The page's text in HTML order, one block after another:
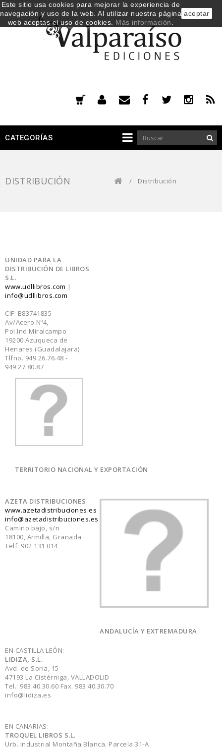
CATEGORÍAS
DISTRIBUCIÓN / Distribución
UNIDAD PARA LA
DISTRIBUCIÓN DE LIBROS
S.L.
www.udllibros.com |
info@udllibros.com
CIF: B83741835
Av/Acero Nº4,
Pol.Ind.Miralcampo
19200 Azuqueca de
Henares (Guadalajara)
Tlfno. 949.26.76.48 -
949.27.80.87
TERRITORIO NACIONAL Y EXPORTACIÓN
AZETA DISTRIBUCIONES
www.azetadistribuciones.es
info@azetadistribuciones.es
Camino bajo, s/n
18100, Armilla, Granada
Telf. 902 131 014
ANDALUCÍA Y EXTREMADURA
EN CASTILLA LEÓN:
LIDIZA, S.L.
Avd. de Soria, 15
47193 La Cistérniga, VALLADOLID
Tel.: 983.40.30.60 Fax. 983.40.30.70
info@lidiza.es
EN CANARIAS:
TROQUEL LIBROS S.L.
Urb. Industrial Montaña Blanca. Parcela 31-A
Este sitio usa cookies para mejorar la experiencia de
navegación y uso de la web. Al utilizar nuestra página
web aceptas el uso de cookies. Más información
aceptar